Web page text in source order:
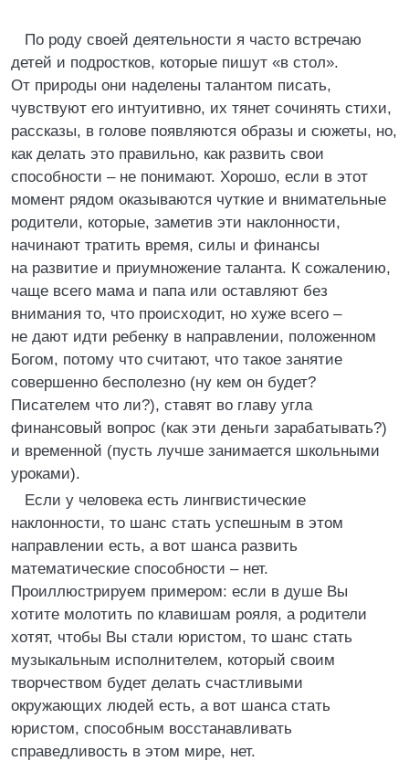
По роду своей деятельности я часто встречаю
детей и подростков, которые пишут «в стол».
От природы они наделены талантом писать,
чувствуют его интуитивно, их тянет сочинять стихи,
рассказы, в голове появляются образы и сюжеты, но,
как делать это правильно, как развить свои
способности – не понимают. Хорошо, если в этот
момент рядом оказываются чуткие и внимательные
родители, которые, заметив эти наклонности,
начинают тратить время, силы и финансы
на развитие и приумножение таланта. К сожалению,
чаще всего мама и папа или оставляют без
внимания то, что происходит, но хуже всего –
не дают идти ребенку в направлении, положенном
Богом, потому что считают, что такое занятие
совершенно бесполезно (ну кем он будет?
Писателем что ли?), ставят во главу угла
финансовый вопрос (как эти деньги зарабатывать?)
и временной (пусть лучше занимается школьными
уроками).
Если у человека есть лингвистические
наклонности, то шанс стать успешным в этом
направлении есть, а вот шанса развить
математические способности – нет.
Проиллюстрируем примером: если в душе Вы
хотите молотить по клавишам рояля, а родители
хотят, чтобы Вы стали юристом, то шанс стать
музыкальным исполнителем, который своим
творчеством будет делать счастливыми
окружающих людей есть, а вот шанса стать
юристом, способным восстанавливать
справедливость в этом мире, нет.